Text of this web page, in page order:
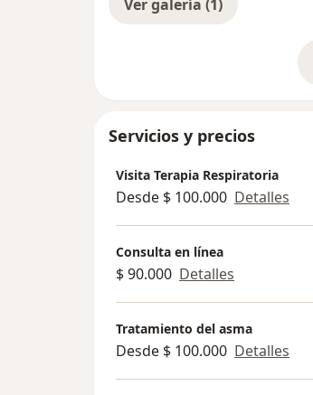
Ver galería (1)
Servicios y precios
Visita Terapia Respiratoria
Desde $ 100.000 Detalles
Consulta en línea
$ 90.000 Detalles
Tratamiento del asma
Desde $ 100.000 Detalles